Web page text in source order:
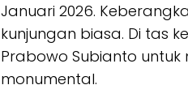
Januari 2026.
kunjungan biasa. Di tas
Prabowo Subianto
monumental.